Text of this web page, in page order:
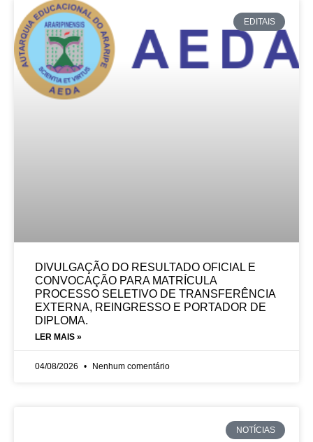
EDITAIS
DIVULGAÇÃO DO RESULTADO OFICIAL E
CONVOCAÇÃO PARA MATRÍCULA
PROCESSO SELETIVO DE TRANSFERÊNCIA
EXTERNA, REINGRESSO E PORTADOR DE
DIPLOMA.
LER MAIS »
04/08/2026 Nenhum comentário
NOTÍCIAS